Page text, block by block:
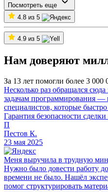
Посмотреть еще
4.8 из 5
4.9 из 5
Нам доверяют
За 13 лет помогли более 3 000
Несколько раз обращался
задачам программирования —
специалистов, которые
Гарантия безопасности
П
Пестов К.
23 мая 2025
Меня выручила в трудную
Нужно было довести работу
времени не было. Нашёл
помог структурировать